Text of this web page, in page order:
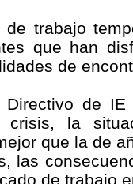
trabajo
que han
de
de IE
la
que la de
las
de trabajo